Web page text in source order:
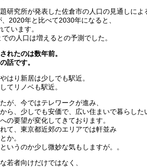
研究所が発表した佐倉市の人口の見通しによ
2020年と比べて2030年になると、
います。
の人口は増えるとの予測でした。
れたのは数年前。
話です。
はり新居は少しでも駅近。
てリノベも駅近。
が、今ではテレワークが進み、
ら、少しでも安価で、広い住まいで暮らした
の要望が変化してきております。
て、東京都近郊のエリアでは軒並み
か。
いうのか少し微妙な気もしますが。。
若者向けだけではなく、